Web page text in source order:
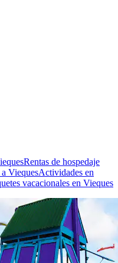
Rentas de hospedaje
ViequesActividades en
vacacionales en Vieques